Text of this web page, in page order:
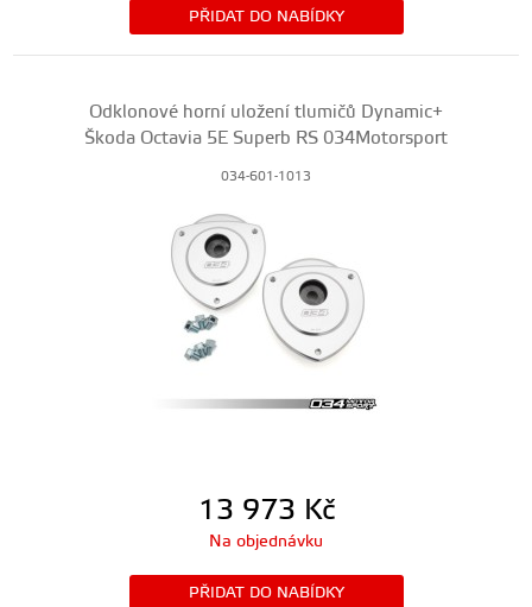
PŘIDAT DO NABÍDKY
Odklonové horní uložení tlumičů Dynamic+
Škoda Octavia 5E Superb RS 034Motorsport
034-601-1013
13 973 Kč
Na objednávku
PŘIDAT DO NABÍDKY